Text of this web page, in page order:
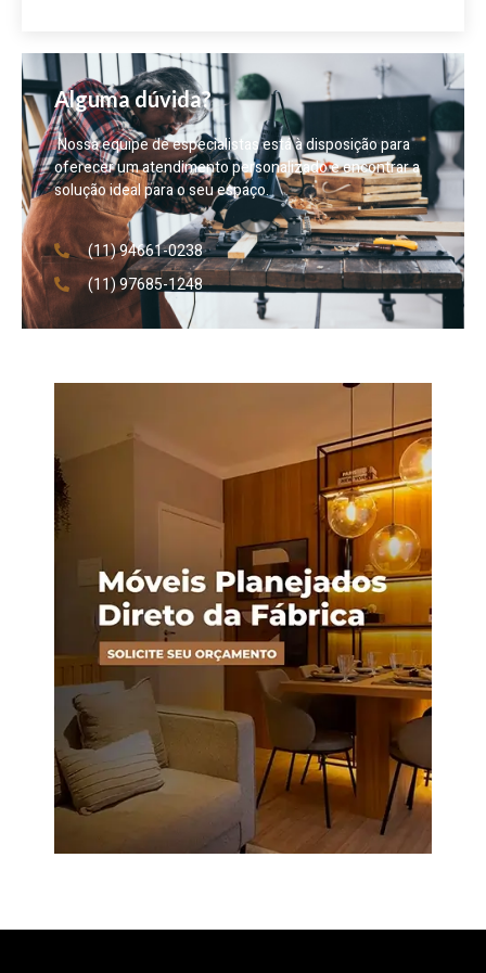
Alguma dúvida?
Nossa equipe de especialistas está à disposição para
oferecer um atendimento personalizado e encontrar a
solução ideal para o seu espaço.
(11) 94661-0238
(11) 97685-1248